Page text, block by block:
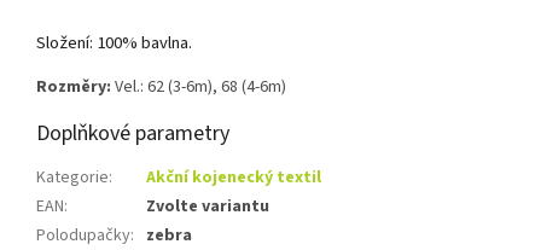
Složení: 100% bavlna.
Rozměry: Vel.: 62 (3-6m), 68 (4-6m)
Doplňkové parametry
Kategorie:
Akční kojenecký textil
EAN:
Zvolte variantu
Polodupačky: zebra